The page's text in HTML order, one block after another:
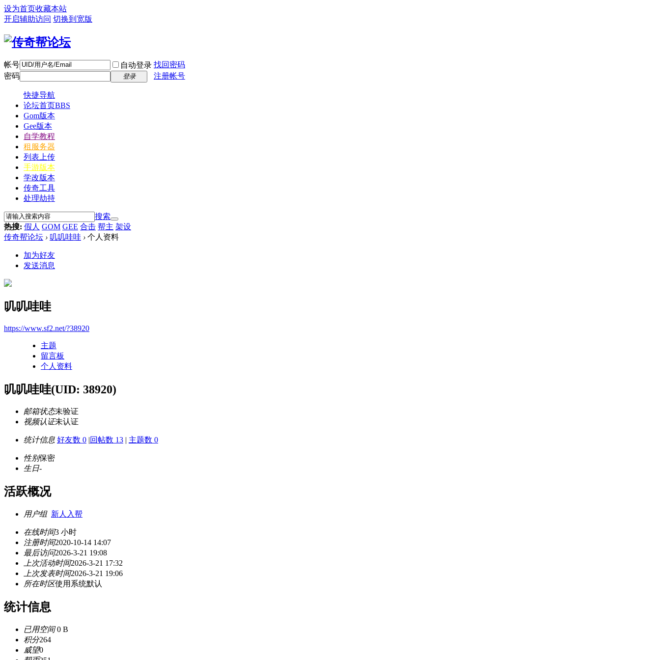
设为首页收藏本站
开启辅助访问 切换到宽版
帐号 自动登录 找回密码
密码
登录 注册帐号
快捷导航
论坛首页BBS
Gom版本
Gee版本
自学教程
租服务器
列表上传
手游版本
学改版本
传奇工具
处理劫持
搜索
热搜: 假人 GOM GEE 合击 帮主 架设
传奇帮论坛 › 叽叽哇哇 › 个人资料
加为好友
发送消息
叽叽哇哇
https://www.sf2.net/?38920
主题
留言板
个人资料
叽叽哇哇(UID: 38920)
邮箱状态未验证
视频认证未认证
统计信息 好友数 0 |回帖数 13 | 主题数 0
性别保密
生日-
活跃概况
用户组 新人入帮
在线时间3 小时
注册时间2020-10-14 14:07
最后访问2026-3-21 19:08
上次活动时间2026-3-21 17:32
上次发表时间2026-3-21 19:06
所在时区使用系统默认
统计信息
已用空间0 B
积分264
威望0